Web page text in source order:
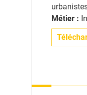
Métier :